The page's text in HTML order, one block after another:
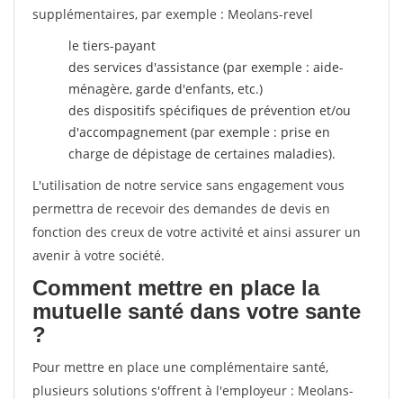
supplémentaires, par exemple : Meolans-revel
le tiers-payant
des services d'assistance (par exemple : aide-
ménagère, garde d'enfants, etc.)
des dispositifs spécifiques de prévention et/ou
d'accompagnement (par exemple : prise en
charge de dépistage de certaines maladies).
L'utilisation de notre service sans engagement vous
permettra de recevoir des demandes de devis en
fonction des creux de votre activité et ainsi assurer un
avenir à votre société.
Comment mettre en place la
mutuelle santé dans votre sante
?
Pour mettre en place une complémentaire santé,
plusieurs solutions s'offrent à l'employeur : Meolans-